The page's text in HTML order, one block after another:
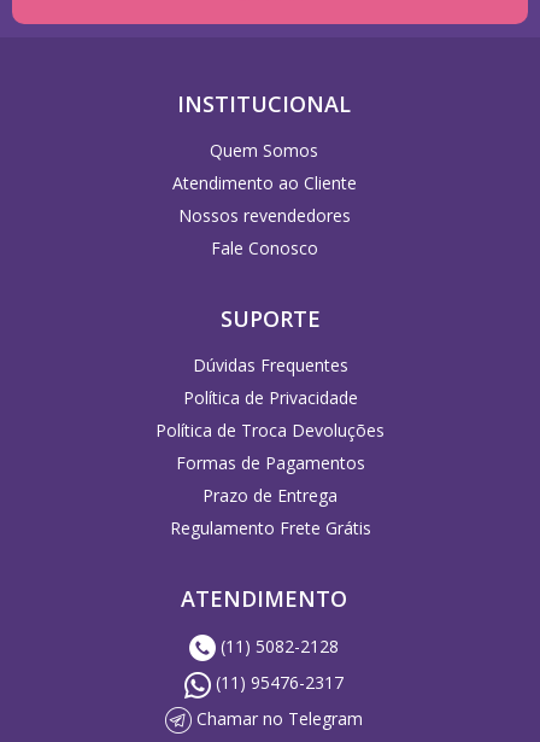
INSTITUCIONAL
Quem Somos
Atendimento ao Cliente
Nossos revendedores
Fale Conosco
SUPORTE
Dúvidas Frequentes
Política de Privacidade
Política de Troca Devoluções
Formas de Pagamentos
Prazo de Entrega
Regulamento Frete Grátis
ATENDIMENTO
(11) 5082-2128
(11) 95476-2317
Chamar no Telegram